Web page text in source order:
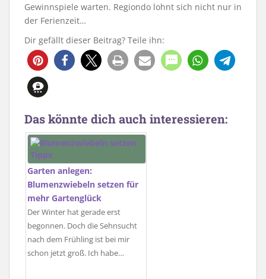
Gewinnspiele warten. Regiondo lohnt sich nicht nur in
der Ferienzeit…
Dir gefällt dieser Beitrag? Teile ihn:
Das könnte dich auch interessieren:
Garten anlegen:
Blumenzwiebeln setzen für
mehr Gartenglück
Der Winter hat gerade erst
begonnen. Doch die Sehnsucht
nach dem Frühling ist bei mir
schon jetzt groß. Ich habe…